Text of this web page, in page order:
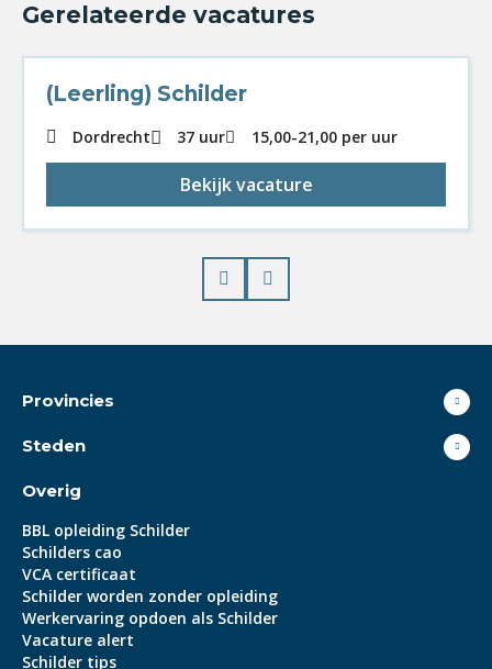
Gerelateerde vacatures
(Leerling) Schilder
Dordrecht 37 uur 15,00-21,00 per uur
Bekijk vacature
Prev
Provincies
Steden
Overig
BBL opleiding Schilder
Schilders cao
VCA certificaat
Schilder worden zonder opleiding
Werkervaring opdoen als Schilder
Vacature alert
Schilder tips